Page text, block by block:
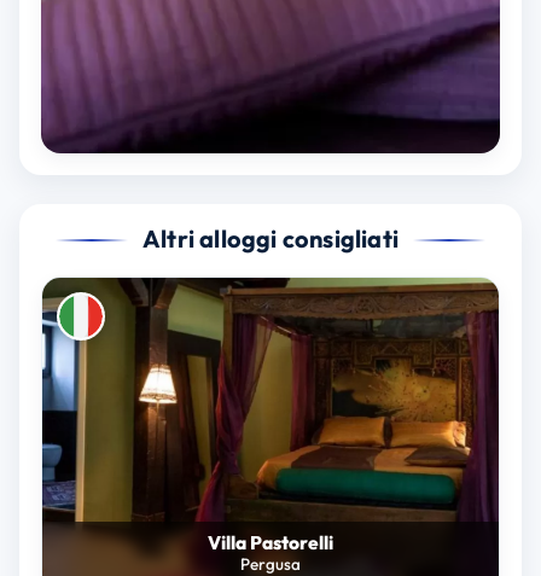
Altri alloggi consigliati
Villa Pastorelli
Pergusa